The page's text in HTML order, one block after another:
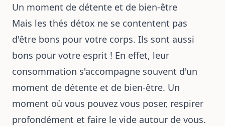
Un moment de détente et de bien-être
Mais les thés détox ne se contentent pas
d'être bons pour votre corps. Ils sont aussi
bons pour votre esprit ! En effet, leur
consommation s'accompagne souvent d'un
moment de détente et de bien-être. Un
moment où vous pouvez vous poser, respirer
profondément et faire le vide autour de vous.